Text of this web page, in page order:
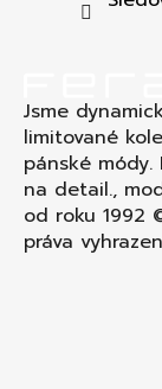
Jsme
limitované
pánské
na detail.,
od roku 1992
práva